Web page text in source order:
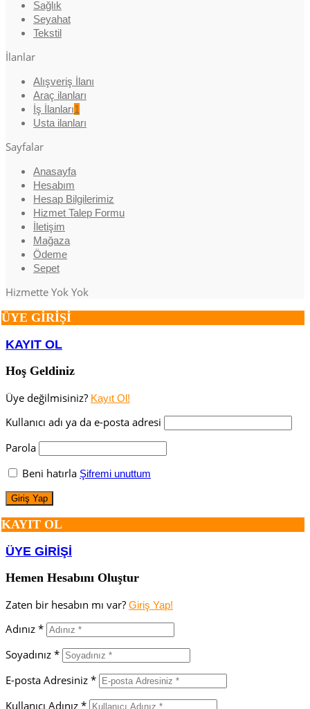
Sağlık
Seyahat
Tekstil
İlanlar
Alışveriş İlanı
Araç ilanları
İş İlanları1
Usta ilanları
Sayfalar
Anasayfa
Hesabım
Hesap Bilgilerimiz
Hizmet Talep Formu
İletişim
Mağaza
Ödeme
Sepet
Hizmette Yok Yok
ÜYE GİRİŞİ
KAYIT OL
Hoş Geldiniz
Üye değilmisiniz? Kayıt Ol!
Kullanıcı adı ya da e-posta adresi
Parola
Beni hatırla Şifremi unuttum
KAYIT OL
ÜYE GİRİŞİ
Hemen Hesabını Oluştur
Zaten bir hesabın mı var? Giriş Yap!
Adınız *
Soyadınız *
E-posta Adresiniz *
Kullanıcı Adınız *